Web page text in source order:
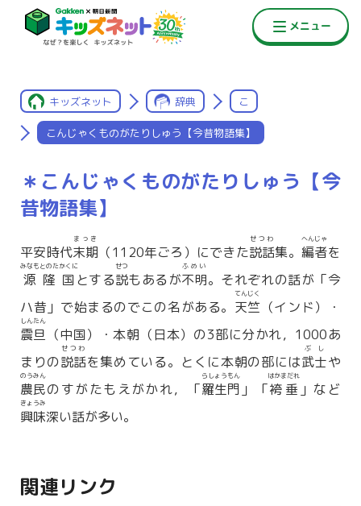
キッズネット 辞典 こ
こんじゃくものがたりしゅう【今昔物語集】
＊こんじゃくものがたりしゅう【今
昔物語集】
平安時代末期
まっき
（1120年ごろ）にできた説話
せつわ
集。 編者
へんじゃ
を
源隆国
みなもとのたかくに
とする説
せつ
もあるが不明
ふめい
。それぞれの話が「今
ハ昔」で始まるのでこの名がある。 天竺
てんじく
（インド）・
震旦
しんたん
（中国）・本朝（日本）の3部に分かれ，1000あ
まりの説話
せつわ
を集めている。とくに本朝の部には武士
ぶし
や
農民
のうみん
のすがたもえがかれ，「羅生門
らしょうもん
」「袴垂
はかまだれ
」など
興味
きょうみ
深い話が多い。
関連リンク